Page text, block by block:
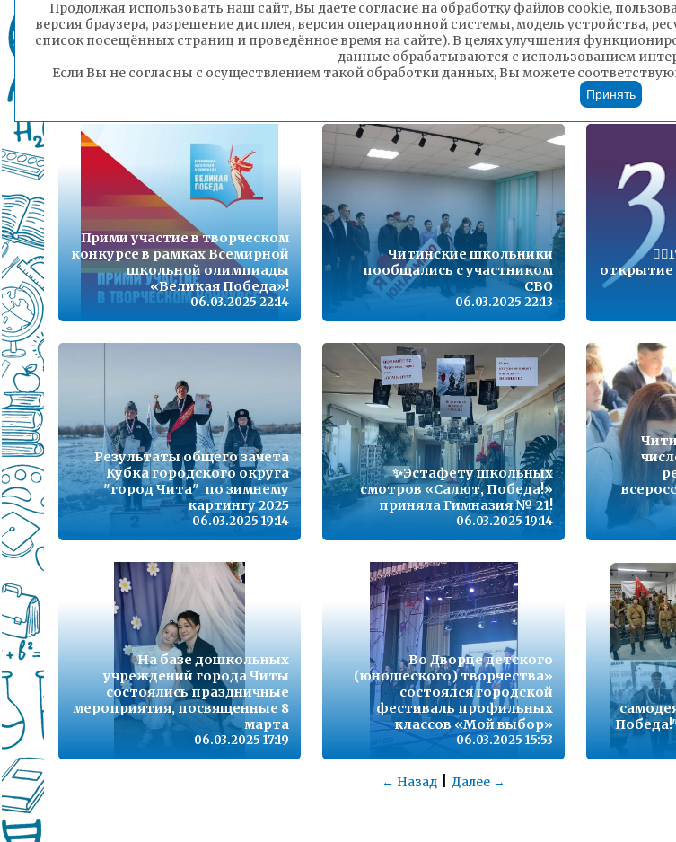
города Читы стал лауреатом
Международного детского
фестиваля культуры "Мост
дружбы России и Китая"
07.03.2025 12:46
Дети от 10 до 18 лет смогут
ездить в поездах по
льготным тарифам круглый
год
07.03.2025 12:44
Прими участие в творческом
конкурсе в рамках Всемирной
школьной олимпиады
«Великая Победа»!
06.03.2025 22:14
Читинские школьники
пообщались с участником
СВО
06.03.2025 22:13
открытие
Результаты общего зачета
Кубка городского округа
"город Чита" по зимнему
картингу 2025
06.03.2025 19:14
✨Эстафету школьных
смотров «Салют, Победа!»
приняла Гимназия № 21!
06.03.2025 19:14
На базе дошкольных
учреждений города Читы
состоялись праздничные
мероприятия, посвященные 8
марта
06.03.2025 17:19
Во Дворце детского
(юношеского) творчества»
состоялся городской
фестиваль профильных
классов «Мой выбор»
06.03.2025 15:53
← Назад Далее →
Продолжая использовать наш сайт, Вы даете согласие на обработку файлов cookie,
версия браузера, разрешение дисплея, версия операционной системы, модель устройства,
список посещённых страниц и проведённое время на сайте). В целях улучшения
данные обрабатываются с использованием
Если Вы не согласны с осуществлением такой обработки данных, Вы можете
Принять